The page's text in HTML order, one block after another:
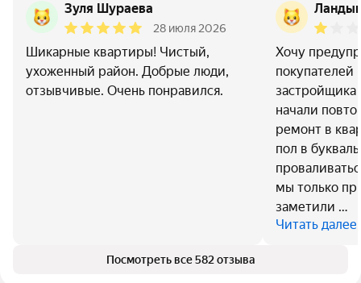
Зуля Шураева
28 июля 2026
Шикарные квартиры! Чистый,
ухоженный район. Добрые люди,
отзывчивые. Очень понравился.
Хочу
покупателей
начали
ремонт в
пол в
мы только
заметили …
Читать далее
Посмотреть все 582 отзыва